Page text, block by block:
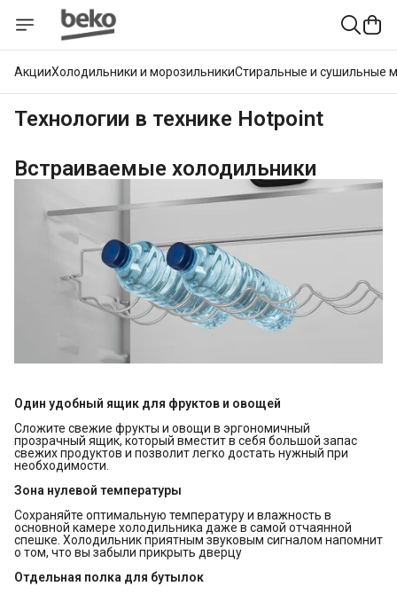
АкцииХолодильники и морозильникиСтиральные и сушильные
Технологии в технике Hotpoint
Встраиваемые холодильники
Один удобный ящик для фруктов и овощей
Сложите свежие фрукты и овощи в эргономичный
прозрачный ящик, который вместит в себя большой запас
свежих продуктов и позволит легко достать нужный при
необходимости.
Зона нулевой температуры
Сохраняйте оптимальную температуру и влажность в
основной камере холодильника даже в самой отчаянной
спешке. Холодильник приятным звуковым сигналом напомнит
о том, что вы забыли прикрыть дверцу
Отдельная полка для бутылок